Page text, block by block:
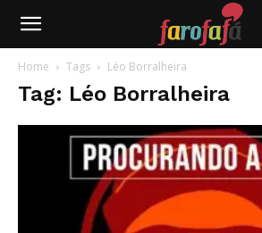
Farofafá
Home Tags Léo Borralheira
Tag: Léo Borralheira